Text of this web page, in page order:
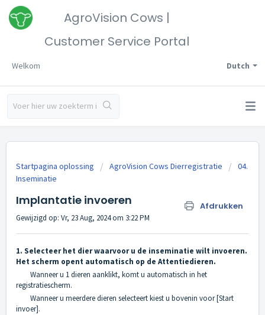
AgroVision Cows |
Customer Service Portal
Dutch
Welkom
Startpagina oplossing AgroVision Cows Dierregistratie
04.
Inseminatie
Implantatie invoeren Afdrukken
Gewijzigd op: Vr, 23 Aug, 2024 om 3:22 PM
1. Selecteer het dier waarvoor u de inseminatie wilt invoeren.
Het scherm opent automatisch op de Attentiedieren.
Wanneer u 1 dieren aanklikt, komt u automatisch in het
registratiescherm.
Wanneer u meerdere dieren selecteert kiest u bovenin voor [Start
invoer].